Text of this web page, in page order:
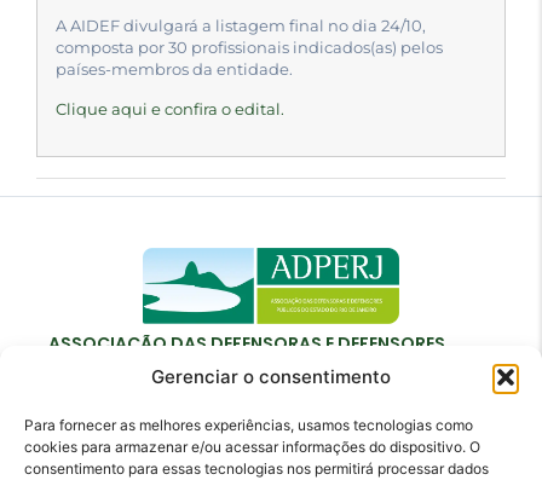
Gerenciar o consentimento
Para fornecer as melhores experiências, usamos tecnologias como
cookies para armazenar e/ou acessar informações do dispositivo. O
consentimento para essas tecnologias nos permitirá processar dados
A AIDEF divulgará a listagem final no dia 24/10,
composta por 30 profissionais indicados(as) pelos
países-membros da entidade.
Clique aqui e confira o edital.
ASSOCIAÇÃO DAS DEFENSORAS E DEFENSORES
PÚBLICOS DO ESTADO DO RIO DE JANEIRO